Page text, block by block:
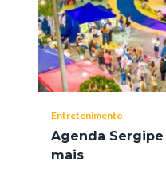
Entretenimento
Agenda
mais